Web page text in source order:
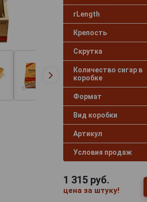
rLength
Крепость
Скрутка
Количество сигар в
коробке
Формат
Вид коробки
Артикул
Условия продаж
1 315руб.
цена за штуку!